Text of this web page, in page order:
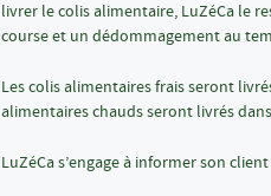
livrer le colis alimentaire, LuZéCa le
course et un dédommagement au
Les colis alimentaires frais seront
alimentaires chauds seront livrés
LuZéCa s’engage à informer son